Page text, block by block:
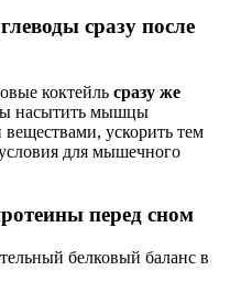
сразу после
коктейль сразу же
насытить мышцы
ускорить тем
для мышечного
перед сном
белковый баланс в